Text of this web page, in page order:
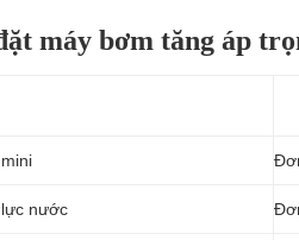
máy bơm tăng áp
nước